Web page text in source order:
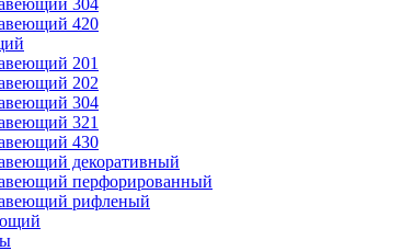
304
420
201
202
304
321
430
декоративный
перфорированный
рифленый